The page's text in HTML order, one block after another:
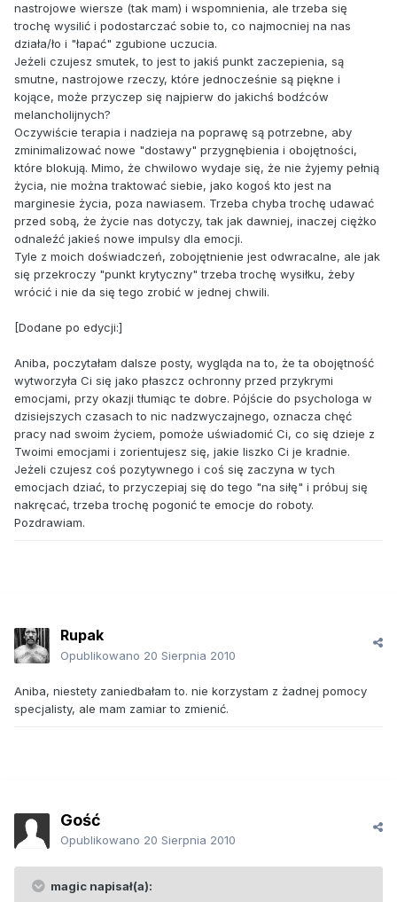
nastrojowe wiersze (tak mam) i wspomnienia, ale trzeba się
trochę wysilić i podostarczać sobie to, co najmocniej na nas
działa/ło i "łapać" zgubione uczucia.
Jeżeli czujesz smutek, to jest to jakiś punkt zaczepienia, są
smutne, nastrojowe rzeczy, które jednocześnie są piękne i
kojące, może przyczep się najpierw do jakichś bodźców
melancholijnych?
Oczywiście terapia i nadzieja na poprawę są potrzebne, aby
zminimalizować nowe "dostawy" przygnębienia i obojętności,
które blokują. Mimo, że chwilowo wydaje się, że nie żyjemy pełnią
życia, nie można traktować siebie, jako kogoś kto jest na
marginesie życia, poza nawiasem. Trzeba chyba trochę udawać
przed sobą, że życie nas dotyczy, tak jak dawniej, inaczej ciężko
odnaleźć jakieś nowe impulsy dla emocji.
Tyle z moich doświadczeń, zobojętnienie jest odwracalne, ale jak
się przekroczy "punkt krytyczny" trzeba trochę wysiłku, żeby
wrócić i nie da się tego zrobić w jednej chwili.
[Dodane po edycji:]
Aniba, poczytałam dalsze posty, wygląda na to, że ta obojętność
wytworzyła Ci się jako płaszcz ochronny przed przykrymi
emocjami, przy okazji tłumiąc te dobre. Pójście do psychologa w
dzisiejszych czasach to nic nadzwyczajnego, oznacza chęć
pracy nad swoim życiem, pomoże uświadomić Ci, co się dzieje z
Twoimi emocjami i zorientujesz się, jakie liszko Ci je kradnie.
Jeżeli czujesz coś pozytywnego i coś się zaczyna w tych
emocjach dziać, to przyczepiaj się do tego "na siłę" i próbuj się
nakręcać, trzeba trochę pogonić te emocje do roboty.
Pozdrawiam.
Rupak
Opublikowano 20 Sierpnia 2010
Aniba, niestety zaniedbałam to. nie korzystam z żadnej pomocy
specjalisty, ale mam zamiar to zmienić.
Gość
Opublikowano 20 Sierpnia 2010
magic napisał(a):